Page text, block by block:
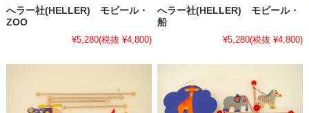
へラー社(HELLER) モビール・
ZOO
¥5,280(税抜 ¥4,800)
へラー社(HELLER) モビール・
船
¥5,280(税抜 ¥4,800)